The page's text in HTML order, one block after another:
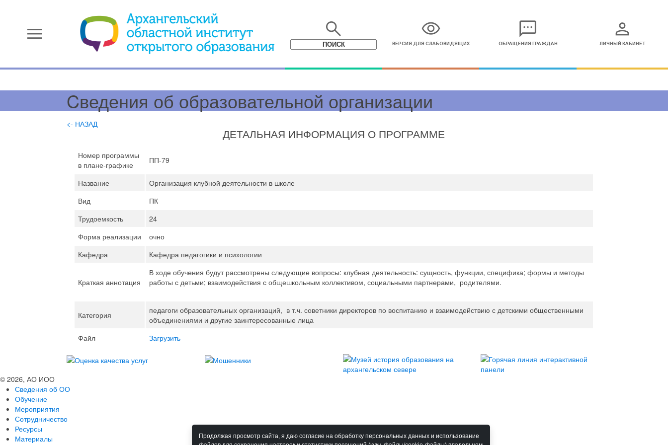
menu search visibility
ВЕРСИЯ ДЛЯ СЛАБОВИДЯЩИХ
sms
ОБРАЩЕНИЯ ГРАЖДАН
person
ЛИЧНЫЙ КАБИНЕТ
Cведения об образовательной организации
<- НАЗАД
ДЕТАЛЬНАЯ ИНФОРМАЦИЯ О ПРОГРАММЕ
Номер программы
в плане-графике
ПП-79
Название
Организация клубной деятельности в школе
Вид
ПК
Трудоемкость
24
Форма реализации
очно
Кафедра
Кафедра педагогики и психологии
Краткая аннотация
В ходе обучения будут рассмотрены следующие вопросы: клубная деятельность: сущность, функции, специфика; формы и методы
работы с детьми; взаимодействия с общешкольным коллективом, социальными партнерами, родителями.
Категория
педагоги образовательных организаций, в т.ч. советники директоров по воспитанию и взаимодействию с детскими общественными
объединениями и другие заинтересованные лица
Файл
Загрузить
© 2026, АО ИОО
Сведения об ОО
Обучение
Мероприятия
Сотрудничество
Ресурсы
Материалы
Продолжая просмотр сайта, я даю согласие на обработку персональных данных и использование